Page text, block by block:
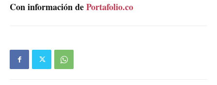
Con información dePortafolio.co